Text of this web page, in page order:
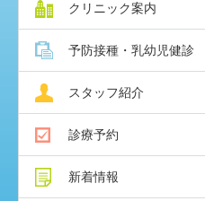
クリニック案内
予防接種・乳幼児健診
スタッフ紹介
診療予約
新着情報